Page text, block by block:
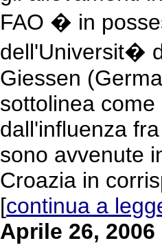
FAO � in
dell'Universit�
Giessen
sottolinea
dall'influenza
sono avvenute
Croazia in
[continua a
Aprile 26, 2006